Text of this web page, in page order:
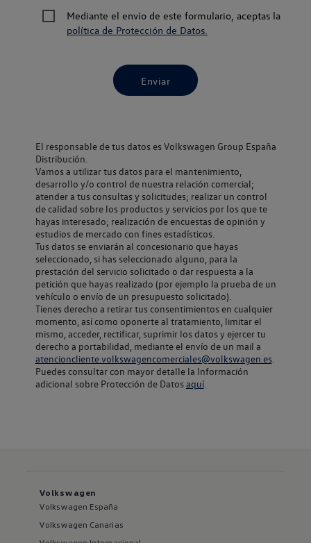
Mediante el envío de este formulario, aceptas la
política de Protección de Datos.
Enviar
El responsable de tus datos es Volkswagen Group España
Distribución.
Vamos a utilizar tus datos para el mantenimiento,
desarrollo y/o control de nuestra relación comercial;
atender a tus consultas y solicitudes; realizar un control
de calidad sobre los productos y servicios por los que te
hayas interesado; realización de encuestas de opinión y
estudios de mercado con fines estadísticos.
Tus datos se enviarán al concesionario que hayas
seleccionado, si has seleccionado alguno, para la
prestación del servicio solicitado o dar respuesta a la
petición que hayas realizado (por ejemplo la prueba de un
vehículo o envío de un presupuesto solicitado).
Tienes derecho a retirar tus consentimientos en cualquier
momento, así como oponerte al tratamiento, limitar el
mismo, acceder, rectificar, suprimir los datos y ejercer tu
derecho a portabilidad, mediante el envío de un mail a
atencioncliente.volkswagencomerciales@volkswagen.es.
Puedes consultar con mayor detalle la Información
adicional sobre Protección de Datosaquí.
Volkswagen
Volkswagen España
Volkswagen Canarias